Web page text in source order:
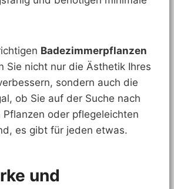
Badezimmerpflanzen
Sie nicht nur die Ästhetik Ihres
sondern auch die
ob Sie auf der Suche nach
oder pflegeleichten
es gibt für jeden etwas.
und